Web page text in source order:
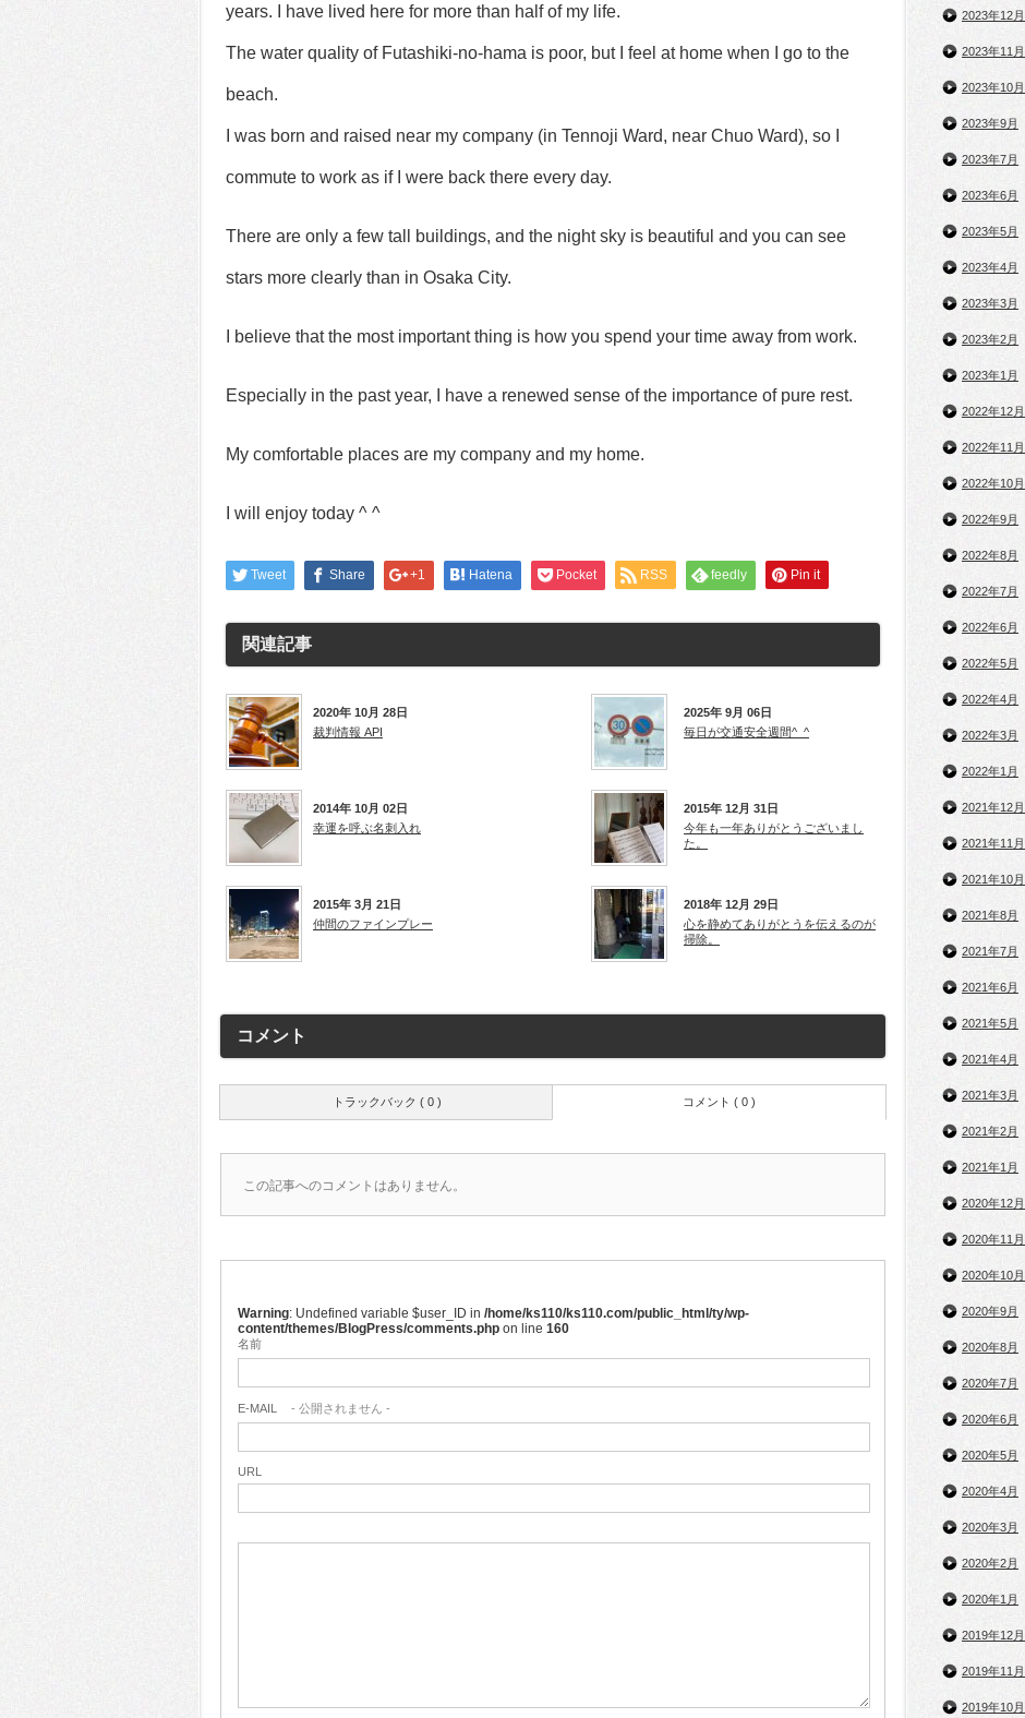
years. I have lived here for more than half of my life.
The water quality of Futashiki-no-hama is poor, but I feel at home when I go to the
beach.
I was born and raised near my company (in Tennoji Ward, near Chuo Ward), so I
commute to work as if I were back there every day.
There are only a few tall buildings, and the night sky is beautiful and you can see
stars more clearly than in Osaka City.
I believe that the most important thing is how you spend your time away from work.
Especially in the past year, I have a renewed sense of the importance of pure rest.
My comfortable places are my company and my home.
I will enjoy today ^ ^
Tweet Share +1 Hatena Pocket RSS feedly Pin it
関連記事
2020年 10月 28日
裁判情報 API
2025年 9月 06日
毎日が交通安全週間^_^
2014年 10月 02日
幸運を呼ぶ名刺入れ
2015年 12月 31日
今年も一年ありがとうございまし
た。
2015年 3月 21日
仲間のファインプレー
2018年 12月 29日
心を静めてありがとうを伝えるのが
掃除。
コメント
トラックバック ( 0 ) コメント ( 0 )
この記事へのコメントはありません。
Warning : Undefined variable $user_ID in /home/ks110/ks110.com/public_html/ty/wp-
content/themes/BlogPress/comments.php on line 160
名前
E-MAIL - 公開されません -
URL
2023年12月
2023年11月
2023年10月
2023年9月
2023年7月
2023年6月
2023年5月
2023年4月
2023年3月
2023年2月
2023年1月
2022年12月
2022年11月
2022年10月
2022年9月
2022年8月
2022年7月
2022年6月
2022年5月
2022年4月
2022年3月
2022年1月
2021年12月
2021年11月
2021年10月
2021年8月
2021年7月
2021年6月
2021年5月
2021年4月
2021年3月
2021年2月
2021年1月
2020年12月
2020年11月
2020年10月
2020年9月
2020年8月
2020年7月
2020年6月
2020年5月
2020年4月
2020年3月
2020年2月
2020年1月
2019年12月
2019年11月
2019年10月